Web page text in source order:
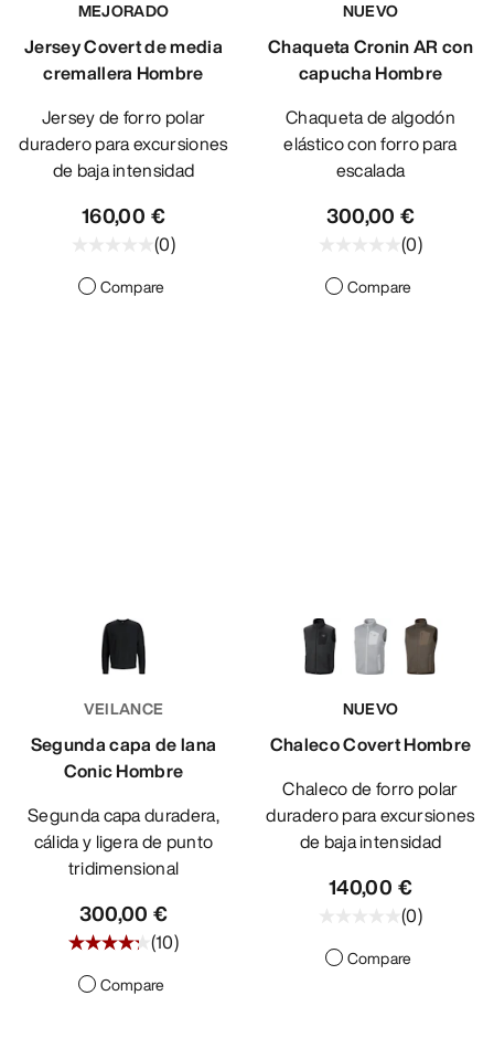
DESCUBRIR
MEJORADO
Jersey Covert de media
cremallera Hombre
Jersey de forro polar
duradero para excursiones
de baja intensidad
160,00 €
(0)
Compare
NUEVO
Chaqueta Cronin AR con
capucha Hombre
Chaqueta de algodón
elástico con forro para
escalada
300,00 €
(0)
Compare
VEILANCE
Segunda capa de lana
Conic Hombre
Segunda capa duradera,
cálida y ligera de punto
tridimensional
300,00 €
(10)
Compare
NUEVO
Chaleco Covert Hombre
Chaleco de forro polar
duradero para excursiones
de baja intensidad
140,00 €
(0)
Compare